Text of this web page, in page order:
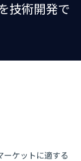
技術開発で
ケットに適する